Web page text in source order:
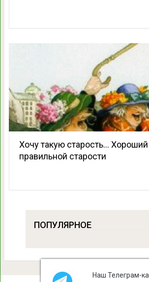
Хочу такую старость… Хороший
правильной старости
ПОПУЛЯРНОЕ
Наш Телеграм-